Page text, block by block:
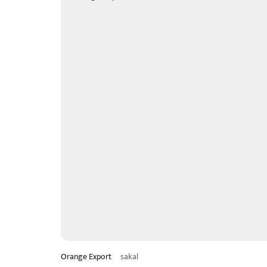
Orange Export sakal